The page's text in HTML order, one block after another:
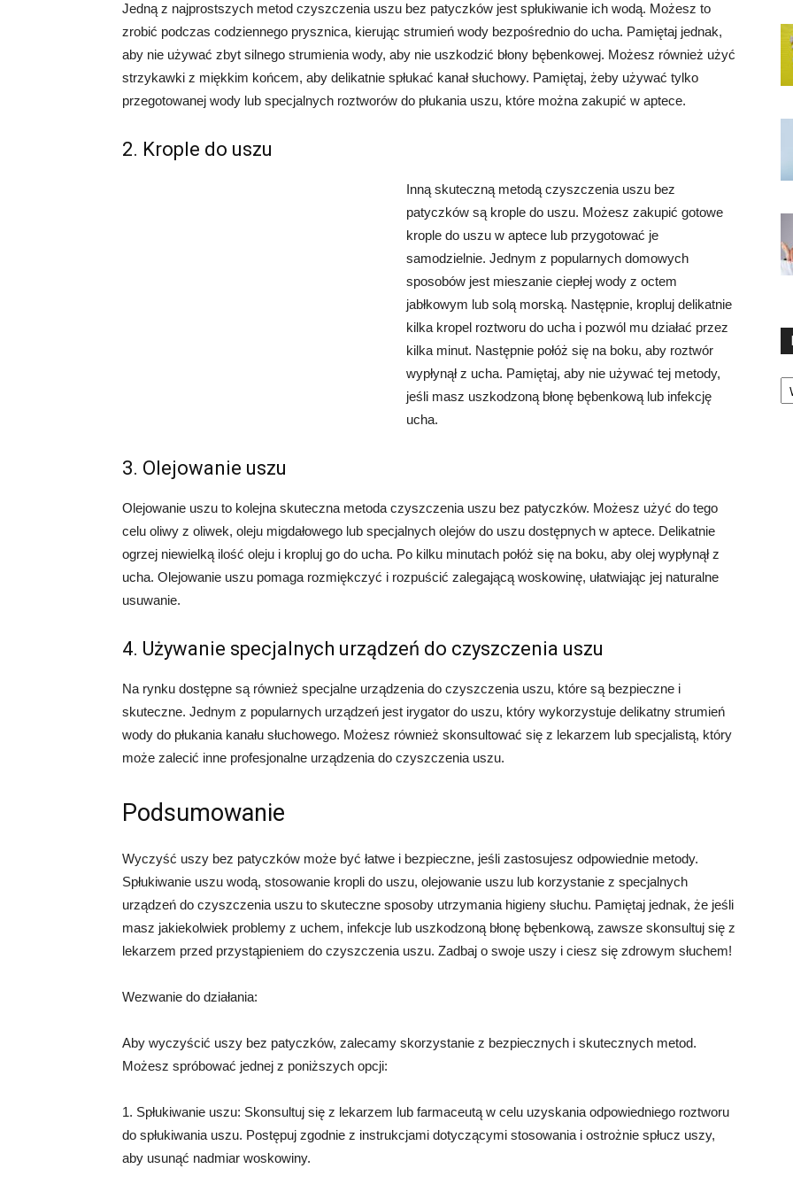
Jedną z najprostszych metod czyszczenia uszu bez patyczków jest spłukiwanie ich wodą. Możesz to
zrobić podczas codziennego prysznica, kierując strumień wody bezpośrednio do ucha. Pamiętaj jednak,
aby nie używać zbyt silnego strumienia wody, aby nie uszkodzić błony bębenkowej. Możesz również użyć
strzykawki z miękkim końcem, aby delikatnie spłukać kanał słuchowy. Pamiętaj, żeby używać tylko
przegotowanej wody lub specjalnych roztworów do płukania uszu, które można zakupić w aptece.
2. Krople do uszu
Inną skuteczną metodą czyszczenia uszu bez
patyczków są krople do uszu. Możesz zakupić gotowe
krople do uszu w aptece lub przygotować je
samodzielnie. Jednym z popularnych domowych
sposobów jest mieszanie ciepłej wody z octem
jabłkowym lub solą morską. Następnie, kropluj delikatnie
kilka kropel roztworu do ucha i pozwól mu działać przez
kilka minut. Następnie połóż się na boku, aby roztwór
wypłynął z ucha. Pamiętaj, aby nie używać tej metody,
jeśli masz uszkodzoną błonę bębenkową lub infekcję
ucha.
3. Olejowanie uszu
Olejowanie uszu to kolejna skuteczna metoda czyszczenia uszu bez patyczków. Możesz użyć do tego
celu oliwy z oliwek, oleju migdałowego lub specjalnych olejów do uszu dostępnych w aptece. Delikatnie
ogrzej niewielką ilość oleju i kropluj go do ucha. Po kilku minutach połóż się na boku, aby olej wypłynął z
ucha. Olejowanie uszu pomaga rozmiękczyć i rozpuścić zalegającą woskowinę, ułatwiając jej naturalne
usuwanie.
4. Używanie specjalnych urządzeń do czyszczenia uszu
Na rynku dostępne są również specjalne urządzenia do czyszczenia uszu, które są bezpieczne i
skuteczne. Jednym z popularnych urządzeń jest irygator do uszu, który wykorzystuje delikatny strumień
wody do płukania kanału słuchowego. Możesz również skonsultować się z lekarzem lub specjalistą, który
może zalecić inne profesjonalne urządzenia do czyszczenia uszu.
Podsumowanie
Wyczyść uszy bez patyczków może być łatwe i bezpieczne, jeśli zastosujesz odpowiednie metody.
Spłukiwanie uszu wodą, stosowanie kropli do uszu, olejowanie uszu lub korzystanie z specjalnych
urządzeń do czyszczenia uszu to skuteczne sposoby utrzymania higieny słuchu. Pamiętaj jednak, że jeśli
masz jakiekolwiek problemy z uchem, infekcje lub uszkodzoną błonę bębenkową, zawsze skonsultuj się z
lekarzem przed przystąpieniem do czyszczenia uszu. Zadbaj o swoje uszy i ciesz się zdrowym słuchem!
Wezwanie do działania:
Aby wyczyścić uszy bez patyczków, zalecamy skorzystanie z bezpiecznych i skutecznych metod.
Możesz spróbować jednej z poniższych opcji:
1. Spłukiwanie uszu: Skonsultuj się z lekarzem lub farmaceutą w celu uzyskania odpowiedniego roztworu
do spłukiwania uszu. Postępuj zgodnie z instrukcjami dotyczącymi stosowania i ostrożnie spłucz uszy,
aby usunąć nadmiar woskowiny.